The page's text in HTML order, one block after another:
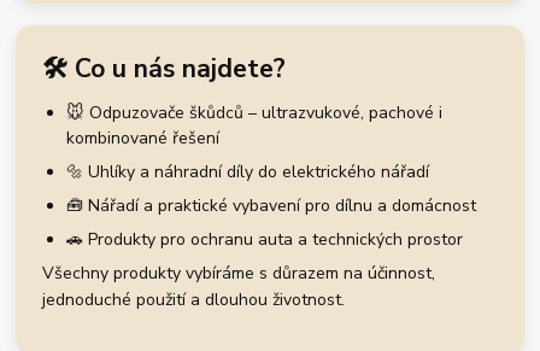
🛠️ Co u nás najdete?
🐭 Odpuzovače škůdců – ultrazvukové, pachové i
kombinované řešení
🔩 Uhlíky a náhradní díly do elektrického nářadí
🧰 Nářadí a praktické vybavení pro dílnu a domácnost
🚗 Produkty pro ochranu auta a technických prostor
Všechny produkty vybíráme s důrazem na účinnost,
jednoduché použití a dlouhou životnost.